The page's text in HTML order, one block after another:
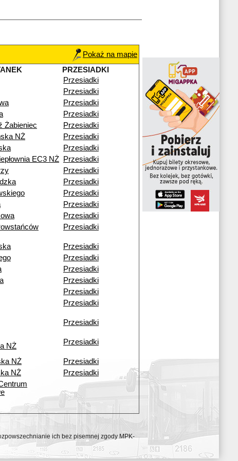
Pokaż na mapie
PRZESIADKI
Przesiadki
Przesiadki
Przesiadki
Przesiadki
Żabieniec
Przesiadki
NŻ
Przesiadki
Przesiadki
EC3 NŻ
Przesiadki
Przesiadki
Przesiadki
Przesiadki
Przesiadki
Przesiadki
Przesiadki
Przesiadki
Przesiadki
Przesiadki
Przesiadki
Przesiadki
Przesiadki
Przesiadki
NŻ Przesiadki
NŻ
Przesiadki
NŻ
Przesiadki
ich bez pisemnej zgody MPK-